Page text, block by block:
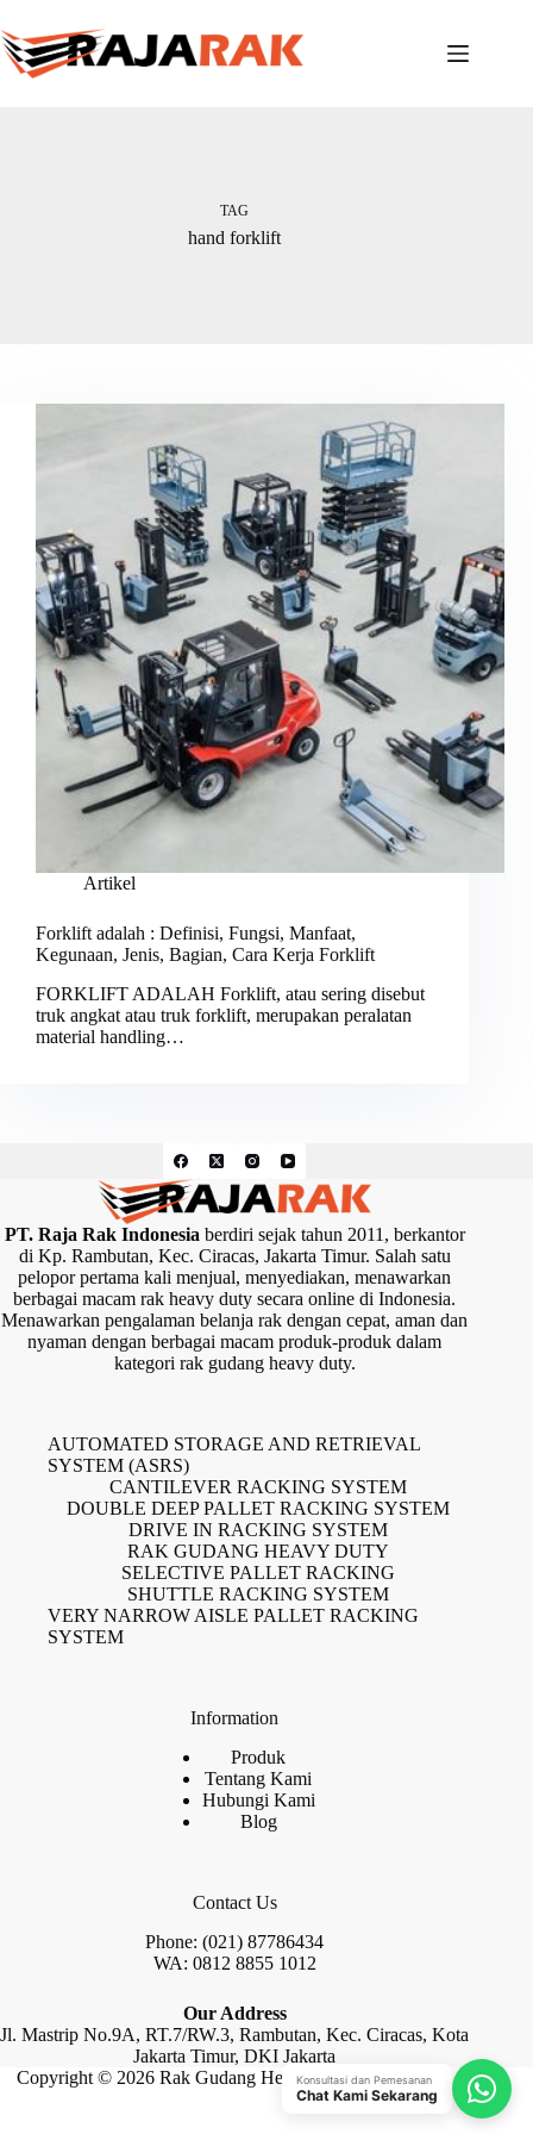
to
content
TAG
hand forklift
Artikel
Forklift adalah : Definisi, Fungsi, Manfaat,
Kegunaan, Jenis, Bagian, Cara Kerja Forklift
FORKLIFT ADALAH Forklift, atau sering disebut
truk angkat atau truk forklift, merupakan peralatan
material handling…
PT. Raja Rak Indonesiaberdiri sejak tahun 2011, berkantor
di Kp. Rambutan, Kec. Ciracas, Jakarta Timur. Salah satu
pelopor pertama kali menjual, menyediakan, menawarkan
berbagai macam rak heavy duty secara online di Indonesia.
Menawarkan pengalaman belanja rak dengan cepat, aman dan
nyaman dengan berbagai macam produk-produk dalam
kategori rak gudang heavy duty.
AUTOMATED STORAGE AND RETRIEVAL
SYSTEM (ASRS)
CANTILEVER RACKING SYSTEM
DOUBLE DEEP PALLET RACKING SYSTEM
DRIVE IN RACKING SYSTEM
RAK GUDANG HEAVY DUTY
SELECTIVE PALLET RACKING
SHUTTLE RACKING SYSTEM
VERY NARROW AISLE PALLET RACKING
SYSTEM
Information
Produk
Tentang Kami
Hubungi Kami
Blog
Contact Us
Phone: (021) 87786434
WA: 0812 8855 1012
Our Address
Jl. Mastrip No.9A, RT.7/RW.3, Rambutan, Kec. Ciracas, Kota
Jakarta Timur, DKI Jakarta
Copyright © 2026 Rak Gudang Heayy Duty by Raja Rak
Konsultasi dan Pemesanan
Chat Kami Sekarang